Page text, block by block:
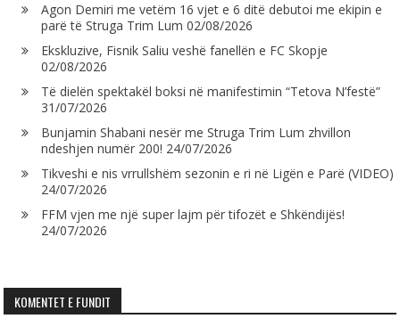
Agon Demiri me vetëm 16 vjet e 6 ditë debutoi me ekipin e
parë të Struga Trim Lum 02/08/2026
Ekskluzive, Fisnik Saliu veshë fanellën e FC Skopje
02/08/2026
Të dielën spektakël boksi në manifestimin “Tetova N’festë”
31/07/2026
Bunjamin Shabani nesër me Struga Trim Lum zhvillon
ndeshjen numër 200! 24/07/2026
Tikveshi e nis vrrullshëm sezonin e ri në Ligën e Parë (VIDEO)
24/07/2026
FFM vjen me një super lajm për tifozët e Shkëndijës!
24/07/2026
KOMENTET E FUNDIT